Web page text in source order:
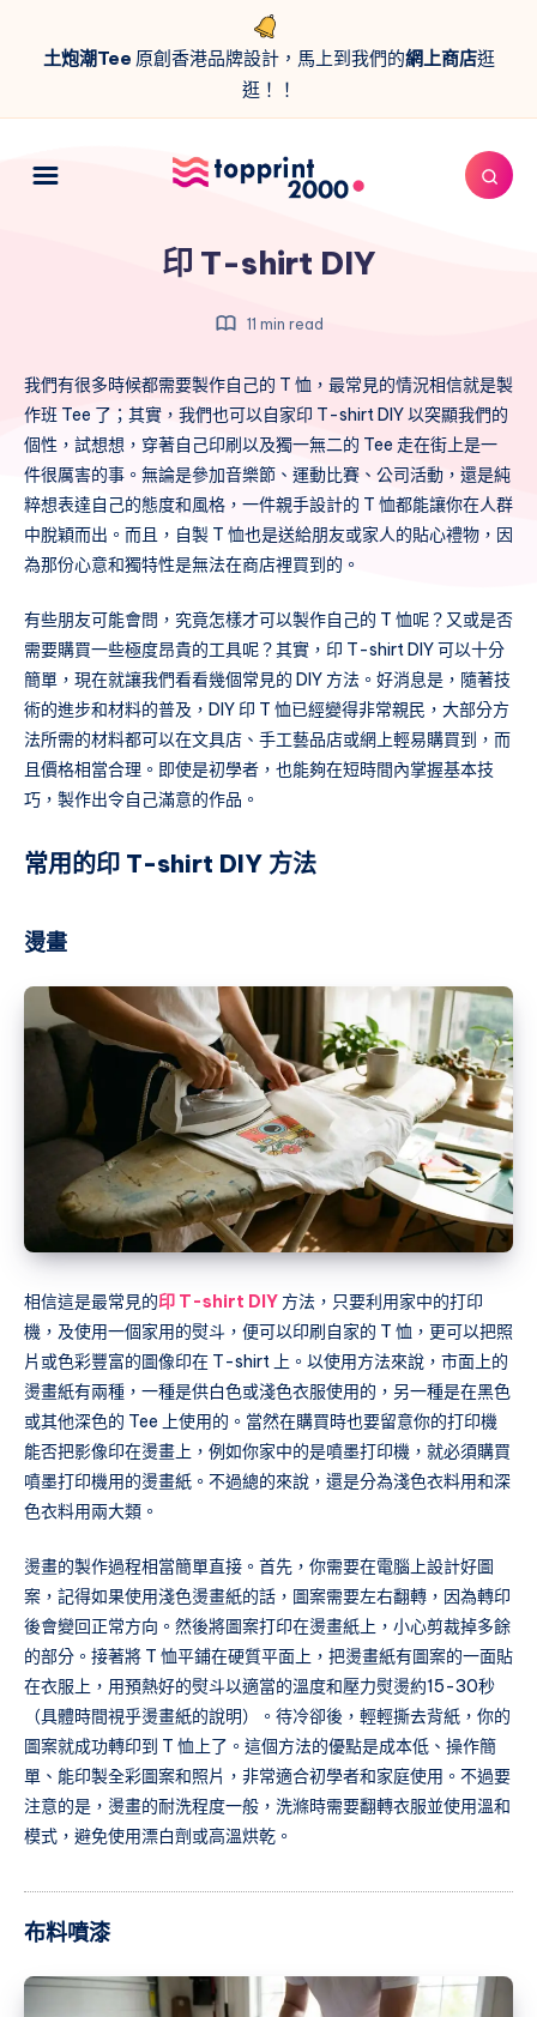
土炮潮Tee 原創香港品牌設計，馬上到我們的網上商店逛
逛！！
印 T-shirt DIY
11 min read
我們有很多時候都需要製作自己的 T 恤，最常見的情況相信就是製
作班 Tee 了；其實，我們也可以自家印 T-shirt DIY 以突顯我們的
個性，試想想，穿著自己印刷以及獨一無二的 Tee 走在街上是一
件很厲害的事。無論是參加音樂節、運動比賽、公司活動，還是純
粹想表達自己的態度和風格，一件親手設計的 T 恤都能讓你在人群
中脫穎而出。而且，自製 T 恤也是送給朋友或家人的貼心禮物，因
為那份心意和獨特性是無法在商店裡買到的。
有些朋友可能會問，究竟怎樣才可以製作自己的 T 恤呢？又或是否
需要購買一些極度昂貴的工具呢？其實，印 T-shirt DIY 可以十分
簡單，現在就讓我們看看幾個常見的 DIY 方法。好消息是，隨著技
術的進步和材料的普及，DIY 印 T 恤已經變得非常親民，大部分方
法所需的材料都可以在文具店、手工藝品店或網上輕易購買到，而
且價格相當合理。即使是初學者，也能夠在短時間內掌握基本技
巧，製作出令自己滿意的作品。
常用的印 T-shirt DIY 方法
燙畫
相信這是最常見的印 T-shirt DIY 方法，只要利用家中的打印
機，及使用一個家用的熨斗，便可以印刷自家的 T 恤，更可以把照
片或色彩豐富的圖像印在 T-shirt 上。以使用方法來說，市面上的
燙畫紙有兩種，一種是供白色或淺色衣服使用的，另一種是在黑色
或其他深色的 Tee 上使用的。當然在購買時也要留意你的打印機
能否把影像印在燙畫上，例如你家中的是噴墨打印機，就必須購買
噴墨打印機用的燙畫紙。不過總的來說，還是分為淺色衣料用和深
色衣料用兩大類。
燙畫的製作過程相當簡單直接。首先，你需要在電腦上設計好圖
案，記得如果使用淺色燙畫紙的話，圖案需要左右翻轉，因為轉印
後會變回正常方向。然後將圖案打印在燙畫紙上，小心剪裁掉多餘
的部分。接著將 T 恤平鋪在硬質平面上，把燙畫紙有圖案的一面貼
在衣服上，用預熱好的熨斗以適當的溫度和壓力熨燙約15-30秒
（具體時間視乎燙畫紙的說明）。待冷卻後，輕輕撕去背紙，你的
圖案就成功轉印到 T 恤上了。這個方法的優點是成本低、操作簡
單、能印製全彩圖案和照片，非常適合初學者和家庭使用。不過要
注意的是，燙畫的耐洗程度一般，洗滌時需要翻轉衣服並使用溫和
模式，避免使用漂白劑或高溫烘乾。
布料噴漆